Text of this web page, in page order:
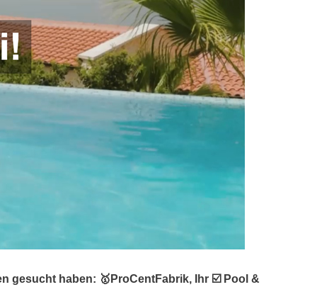
gesucht haben: 🥇ProCentFabrik, Ihr ☑️ Pool &